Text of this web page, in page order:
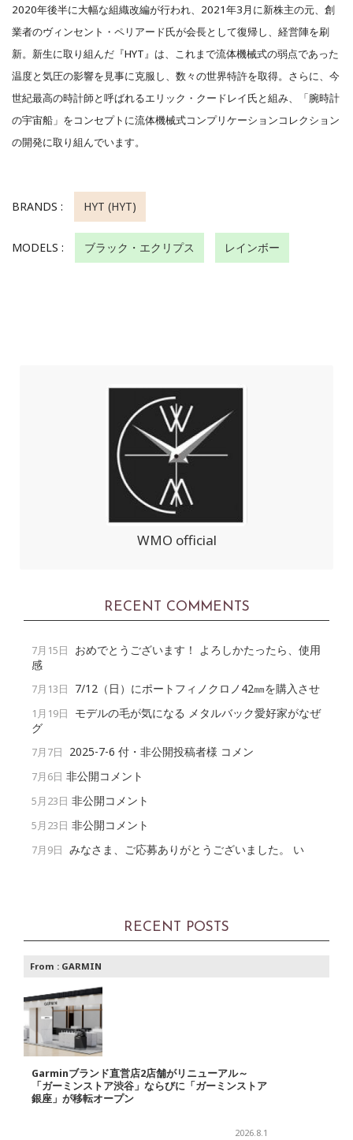
2020年後半に大幅な組織改編が行われ、2021年3月に新株主の元、創
業者のヴィンセント・ペリアード氏が会長として復帰し、経営陣を刷
新。新生に取り組んだ『HYT』は、これまで流体機械式の弱点であった
温度と気圧の影響を見事に克服し、数々の世界特許を取得。さらに、今
世紀最高の時計師と呼ばれるエリック・クードレイ氏と組み、「腕時計
の宇宙船」をコンセプトに流体機械式コンプリケーションコレクション
の開発に取り組んでいます。
BRANDS : HYT (HYT)
MODELS : ブラック・エクリプス レインボー
WMO official
RECENT COMMENTS
7月15日
おめでとうございます！ よろしかたったら、使用
感
7月13日 7/12（日）にポートフィノクロノ42㎜を購入させ
1月19日
モデルの毛が気になる メタルバック愛好家がなぜ
グ
7月7日 2025-7-6 付・非公開投稿者様 コメン
7月6日 非公開コメント
5月23日 非公開コメント
5月23日 非公開コメント
7月9日 みなさま、ご応募ありがとうございました。 い
RECENT POSTS
From : GARMIN
Garminブランド直営店2店舗がリニューアル～
「ガーミンストア渋谷」ならびに「ガーミンストア
銀座」が移転オープン
2026.8.1